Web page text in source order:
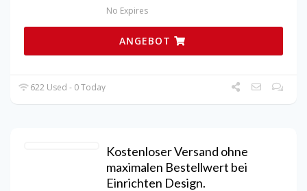
No Expires
ANGEBOT
622 Used - 0 Today
Kostenloser Versand ohne
maximalen Bestellwert bei
Einrichten Design.